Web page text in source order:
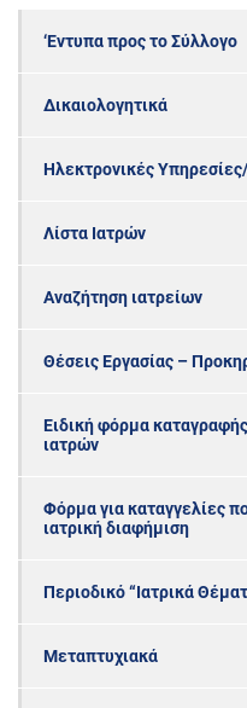
‘Εντυπα προς το Σύλλογο
Δικαιολογητικά
Ηλεκτρονικές
Λίστα Ιατρών
Αναζήτηση ιατρείων
Θέσεις Εργασίας –
Ειδική φόρμα
ιατρών
Φόρμα για καταγγελίες
ιατρική διαφήμιση
Περιοδικό “Ιατρικά
Μεταπτυχιακά